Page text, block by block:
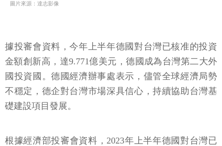
圖片來源：達志影像
據投審會資料，今年上半年德國對台灣已核准的投資
金額創新高，達9.771億美元，德國成為台灣第二大外
國投資國。德國經濟辦事處表示，儘管全球經濟局勢
不穩定，德企對台灣市場深具信心，持續協助台灣基
礎建設項目發展。
根據經濟部投審會資料，2023年上半年德國對台灣已